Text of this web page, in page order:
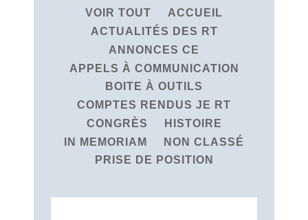
VOIR TOUT
ACCUEIL
ACTUALITÉS DES RT
ANNONCES CE
APPELS À COMMUNICATION
BOITE À OUTILS
COMPTES RENDUS JE RT
CONGRÈS
HISTOIRE
IN MEMORIAM
NON CLASSÉ
PRISE DE POSITION